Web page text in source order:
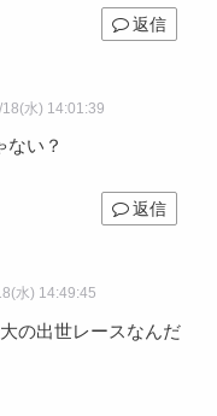
返信
水) 14:01:39
ない？
返信
水) 14:49:45
の出世レースなんだ